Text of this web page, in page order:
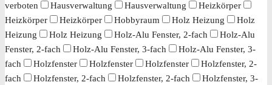
verboten
Hausverwaltung Hausverwaltung
Heizkörper
Heizkörper
Heizkörper Hobbyraum Holz Heizung
Holz
Heizung
Holz Heizung Holz-Alu Fenster, 2-fach
Holz-Alu
Fenster, 2-fach
Holz-Alu Fenster, 3-fach
Holz-Alu Fenster, 3-
fach
Holzfenster Holzfenster Holzfenster
Holzfenster, 2-
fach
Holzfenster, 2-fach Holzfenster, 2-fach
Holzfenster, 3-